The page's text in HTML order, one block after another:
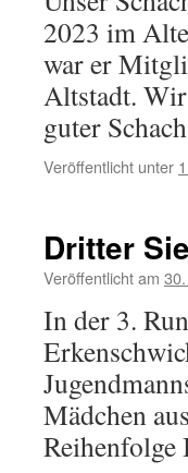
2023 im
war er
Altstadt.
guter
Veröffentlicht unter
Dritter
Veröffentlicht am
In der 3.
Mädchen